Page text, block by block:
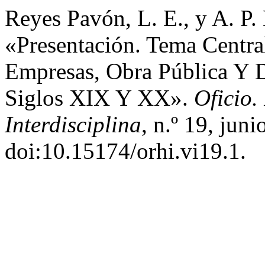
Reyes Pavón, L. E., y A. P.
«Presentación. Tema
Empresas, Obra Pública Y
Siglos XIX Y XX». Oficio.
Interdisciplina, n.º 19,
doi:10.15174/orhi.vi19.1.